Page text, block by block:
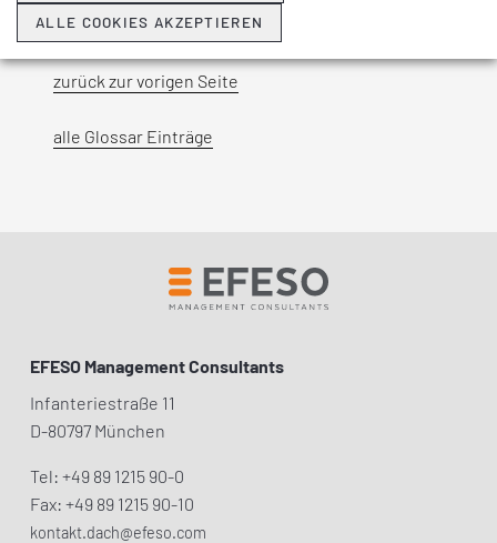
zurück zur vorigen Seite
alle Glossar Einträge
EFESO Management Consultants
Infanteriestraße 11
D-80797 München
Tel: +49 89 1215 90-0
Fax: +49 89 1215 90-10
kontakt.dach@efeso.com
ALLE COOKIES AKZEPTIEREN